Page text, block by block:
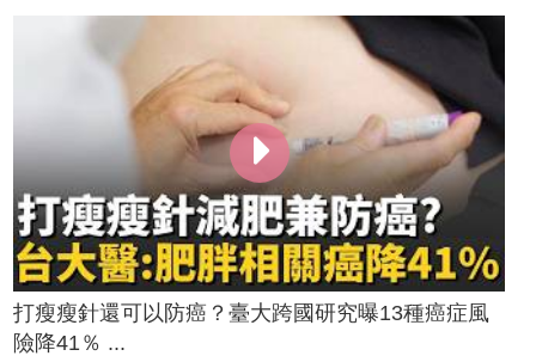
打瘦瘦針還可以防癌？臺大跨國研究曝13種癌症風
險降41％ ...